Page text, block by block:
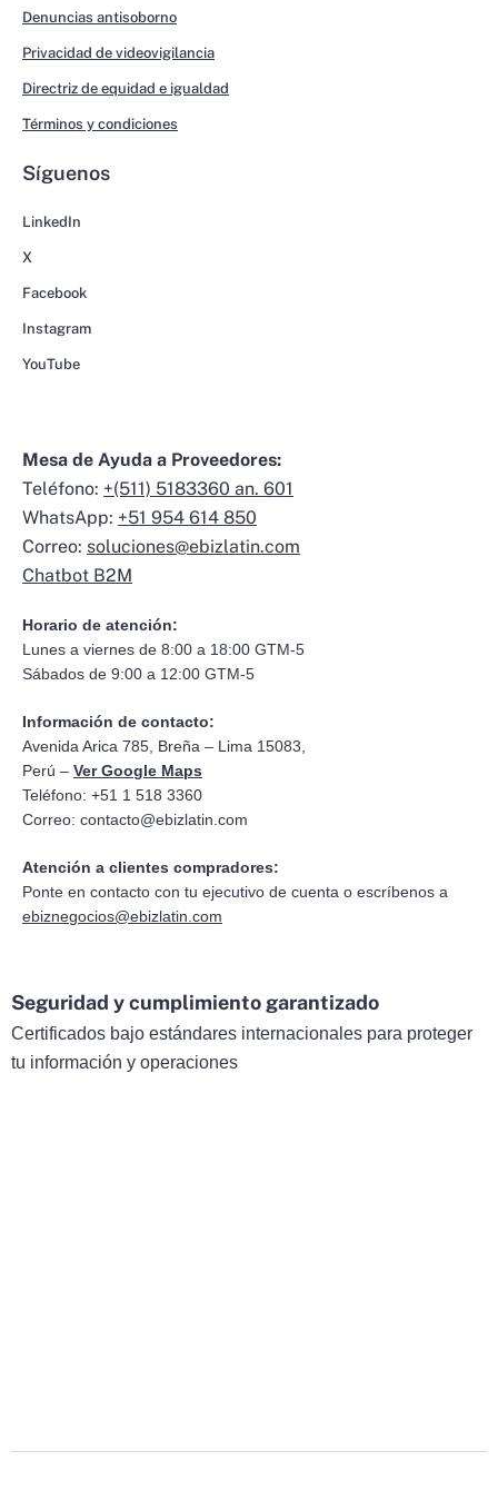
Denuncias antisoborno
Privacidad de videovigilancia
Directriz de equidad e igualdad
Términos y condiciones
Síguenos
LinkedIn
X
Facebook
Instagram
YouTube
Mesa de Ayuda a Proveedores:
Teléfono: +(511) 5183360 an. 601
WhatsApp: +51 954 614 850
Correo: soluciones@ebizlatin.com
Chatbot B2M
Horario de atención:
Lunes a viernes de 8:00 a 18:00 GTM-5
Sábados de 9:00 a 12:00 GTM-5
Información de contacto:
Avenida Arica 785, Breña – Lima 15083,
Perú – Ver Google Maps
Teléfono: +51 1 518 3360
Correo: contacto@ebizlatin.com
Atención a clientes compradores:
Ponte en contacto con tu ejecutivo de cuenta o escríbenos a
ebiznegocios@ebizlatin.com
Seguridad y cumplimiento garantizado
Certificados bajo estándares internacionales para proteger
tu información y operaciones